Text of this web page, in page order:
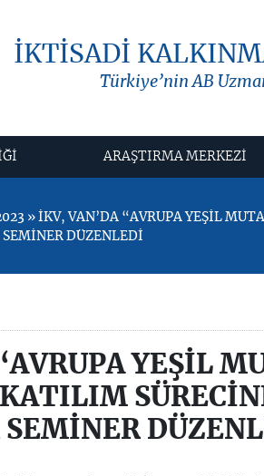
İKTİSADİ
Türkiye’nin AB
ARAŞTIRMA MERKEZİ
» İKV, VAN’DA “AVRUPA YEŞİL
DÜZENLEDİ
YEŞİL